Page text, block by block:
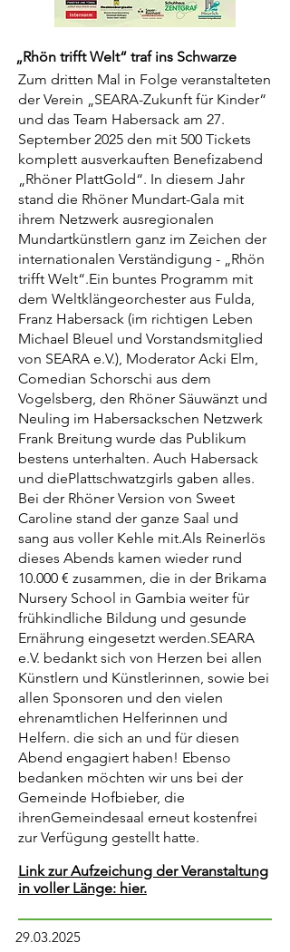
„Rhön trifft Welt“ traf ins Schwarze
Zum dritten Mal in Folge veranstalteten
der Verein „SEARA-Zukunft für Kinder“
und das Team Habersack am 27.
September 2025 den mit 500 Tickets
komplett ausverkauften Benefizabend
„Rhöner PlattGold“. In diesem Jahr
stand die Rhöner Mundart-Gala mit
ihrem Netzwerk ausregionalen
Mundartkünstlern ganz im Zeichen der
internationalen Verständigung - „Rhön
trifft Welt“.Ein buntes Programm mit
dem Weltklängeorchester aus Fulda,
Franz Habersack (im richtigen Leben
Michael Bleuel und Vorstandsmitglied
von SEARA e.V.), Moderator Acki Elm,
Comedian Schorschi aus dem
Vogelsberg, den Rhöner Säuwänzt und
Neuling im Habersackschen Netzwerk
Frank Breitung wurde das Publikum
bestens unterhalten. Auch Habersack
und diePlattschwatzgirls gaben alles.
Bei der Rhöner Version von Sweet
Caroline stand der ganze Saal und
sang aus voller Kehle mit.Als Reinerlös
dieses Abends kamen wieder rund
10.000 € zusammen, die in der Brikama
Nursery School in Gambia weiter für
frühkindliche Bildung und gesunde
Ernährung eingesetzt werden.SEARA
e.V. bedankt sich von Herzen bei allen
Künstlern und Künstlerinnen, sowie bei
allen Sponsoren und den vielen
ehrenamtlichen Helferinnen und
Helfern. die sich an und für diesen
Abend engagiert haben! Ebenso
bedanken möchten wir uns bei der
Gemeinde Hofbieber, die
ihrenGemeindesaal erneut kostenfrei
zur Verfügung gestellt hatte.
Link zur Aufzeichung der Veranstaltung
in voller Länge: hier.
29.03.2025